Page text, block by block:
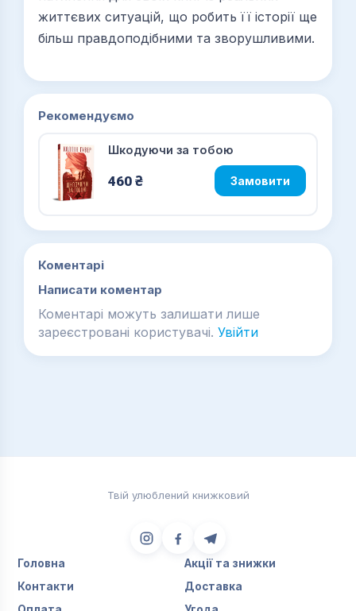
життєвих ситуацій, що робить її історії ще
більш правдоподібними та зворушливими.
Рекомендуємо
Шкодуючи за тобою
460 ₴ Замовити
Коментарі
Написати коментар
Коментарі можуть залишати лише
зареєстровані користувачі. Увійти
Твій улюблений книжковий
Головна
Акції та знижки
Контакти
Доставка